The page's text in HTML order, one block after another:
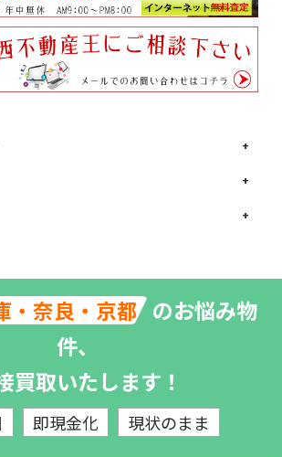
・奈良・京都 のお悩み物
件、
買取いたします！
即現金化 現状のまま